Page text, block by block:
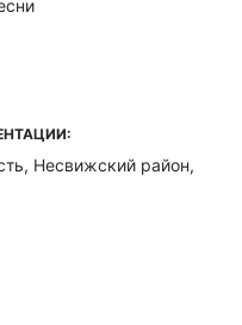
Несвижский район,